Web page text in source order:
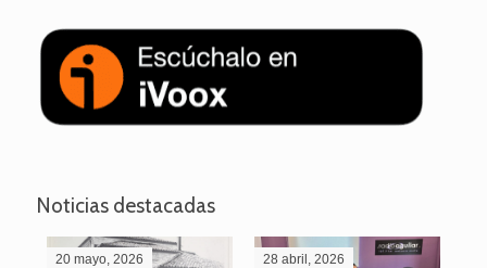
Noticias destacadas
20 mayo, 2026 28 abril, 2026